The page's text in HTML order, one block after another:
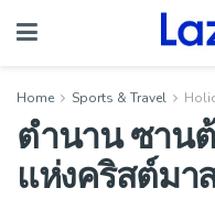
Home Sports & Travel
ตำนาน ซาน
แห่งคริสต์มา